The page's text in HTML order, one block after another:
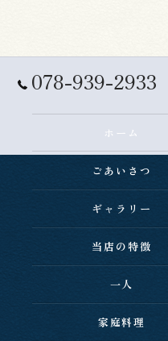
078-939-2933
ホーム
ごあいさつ
ギャラリー
当店の特徴
一人
家庭料理